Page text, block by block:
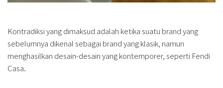
Kontradiksi yang dimaksud adalah ketika suatu brand yang
sebelumnya dikenal sebagai brand yang klasik, namun
menghasilkan desain-desain yang kontemporer, seperti Fendi
Casa.